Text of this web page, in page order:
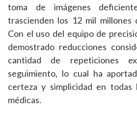
toma de imágenes
trascienden los 12 mil millones
Con el uso del equipo de
demostrado reducciones
cantidad de repeticiones
seguimiento, lo cual ha
certeza y simplicidad en todas
médicas.